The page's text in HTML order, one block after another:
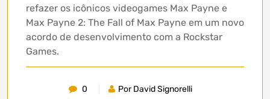
refazer os icônicos videogames Max Payne e
Max Payne 2: The Fall of Max Payne em um novo
acordo de desenvolvimento com a Rockstar
Games.
0
Por David Signorelli